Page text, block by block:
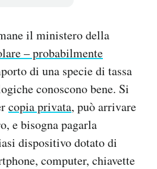
il ministero della
– probabilmente
di una specie di tassa
conoscono bene. Si
copia privata, può arrivare
e bisogna pagarla
dispositivo dotato di
computer, chiavette